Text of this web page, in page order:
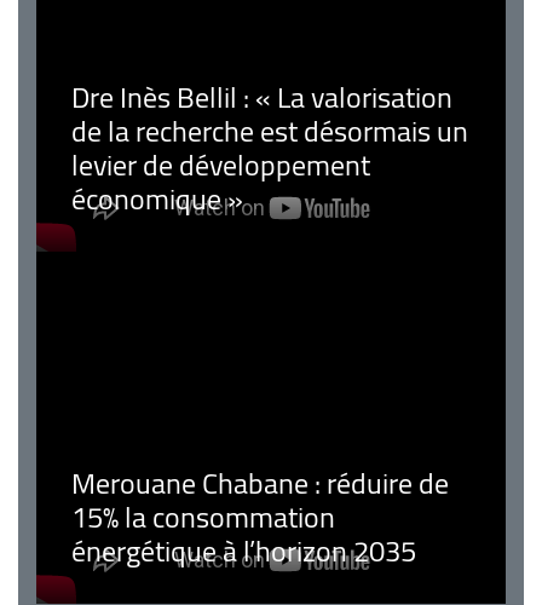
Dre Inès Bellil : « La valorisation
de la recherche est désormais un
levier de développement
économique »
Merouane Chabane : réduire de
15% la consommation
énergétique à l’horizon 2035